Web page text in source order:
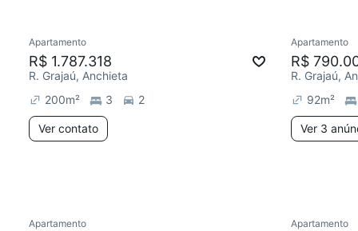
Chegou este mês
Apartamento
R$ 1.787.318
R. Grajaú, Anchieta
200m² 3 2
Ver contato
Apartamento
R$
R. Grajaú,
92m²
Ver 3
Apartamento Apartamento